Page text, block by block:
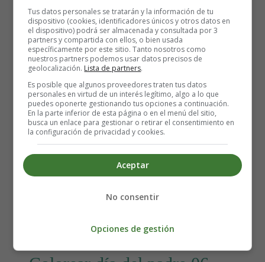
Detalles
Escrito por:Estefanía Morera
Categoría:Día del Padre
Última actualización: 22 Febrero 2021
dia del padre
Tus datos personales se tratarán y la información de tu
dispositivo (cookies, identificadores únicos y otros datos en
el dispositivo) podrá ser almacenada y consultada por 3
partners y compartida con ellos, o bien usada
específicamente por este sitio. Tanto nosotros como
nuestros partners podemos usar datos precisos de
geolocalización. Lista de partners.
Es posible que algunos proveedores traten tus datos
personales en virtud de un interés legítimo, algo a lo que
puedes oponerte gestionando tus opciones a continuación.
En la parte inferior de esta página o en el menú del sitio,
busca un enlace para gestionar o retirar el consentimiento en
la configuración de privacidad y cookies.
Aceptar
No consentir
Opciones de gestión